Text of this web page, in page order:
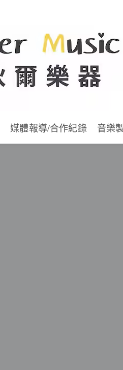
媒體報導/合作紀錄 音樂